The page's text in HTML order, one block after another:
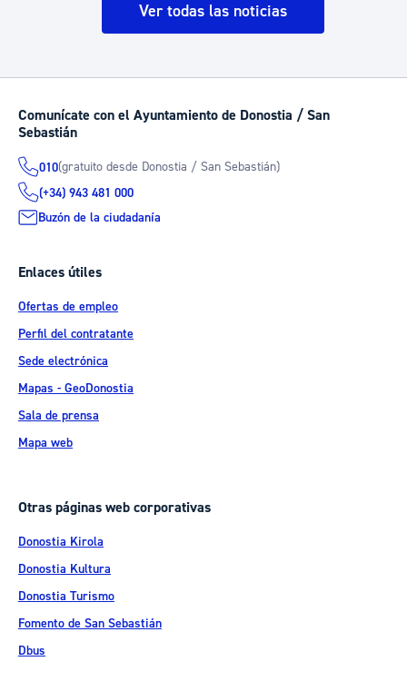
Ver todas las noticias
Comunícate con el Ayuntamiento de Donostia / San
Sebastián
010(gratuito desde Donostia / San Sebastián)
(+34) 943 481 000
Buzón de la ciudadanía
Enlaces útiles
Ofertas de empleo
Perfil del contratante
Sede electrónica
Mapas - GeoDonostia
Sala de prensa
Mapa web
Otras páginas web corporativas
Donostia Kirola
Donostia Kultura
Donostia Turismo
Fomento de San Sebastián
Dbus